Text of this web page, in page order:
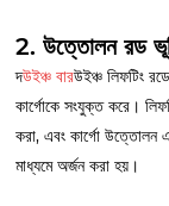
2. উত্তোলন রড
দউইঞ্চ বারউইঞ্চ লিফটিং
কার্গোকে সংযুক্ত করে।
করা, এবং কার্গো উত্তোলন
মাধ্যমে অর্জন করা হয়।